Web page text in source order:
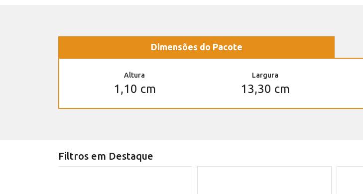
Dimensões do Pacote
Altura
1,10 cm
Largura
13,30 cm
Filtros em Destaque